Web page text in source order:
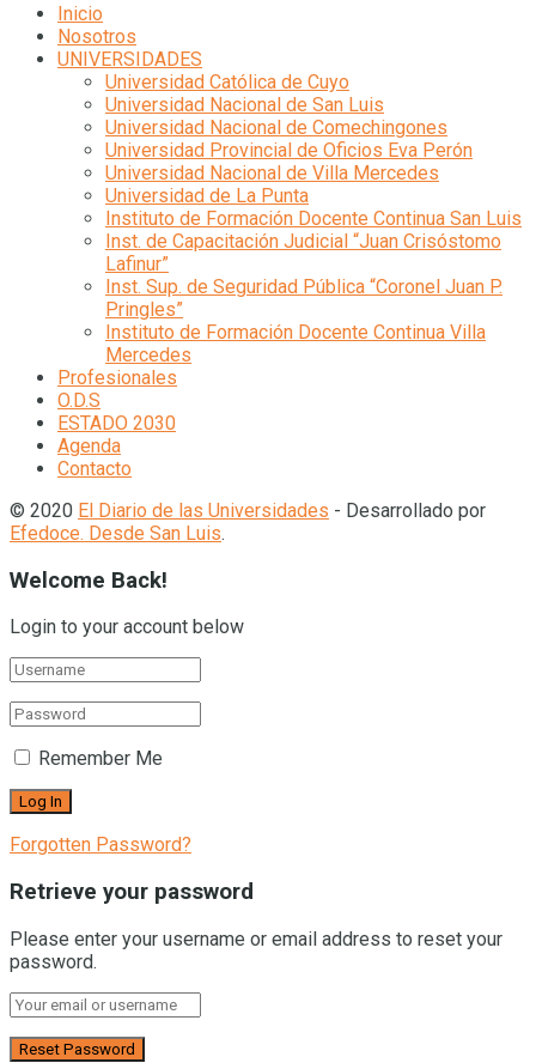
Inicio
Nosotros
UNIVERSIDADES
Universidad Católica de Cuyo
Universidad Nacional de San Luis
Universidad Nacional de Comechingones
Universidad Provincial de Oficios Eva Perón
Universidad Nacional de Villa Mercedes
Universidad de La Punta
Instituto de Formación Docente Continua San Luis
Inst. de Capacitación Judicial “Juan Crisóstomo
Lafinur”
Inst. Sup. de Seguridad Pública “Coronel Juan P.
Pringles”
Instituto de Formación Docente Continua Villa
Mercedes
Profesionales
O.D.S
ESTADO 2030
Agenda
Contacto
© 2020 El Diario de las Universidades - Desarrollado por
Efedoce. Desde San Luis.
Welcome Back!
Login to your account below
Remember Me
Forgotten Password?
Retrieve your password
Please enter your username or email address to reset your
password.